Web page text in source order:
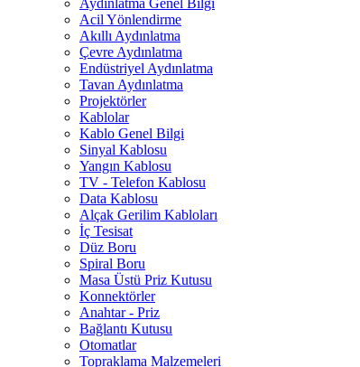
Aydınlatma Genel Bilgi
Acil Yönlendirme
Akıllı Aydınlatma
Çevre Aydınlatma
Endüstriyel Aydınlatma
Tavan Aydınlatma
Projektörler
Kablolar
Kablo Genel Bilgi
Sinyal Kablosu
Yangın Kablosu
TV - Telefon Kablosu
Data Kablosu
Alçak Gerilim Kabloları
İç Tesisat
Düz Boru
Spiral Boru
Masa Üstü Priz Kutusu
Konnektörler
Anahtar - Priz
Bağlantı Kutusu
Otomatlar
Topraklama Malzemeleri